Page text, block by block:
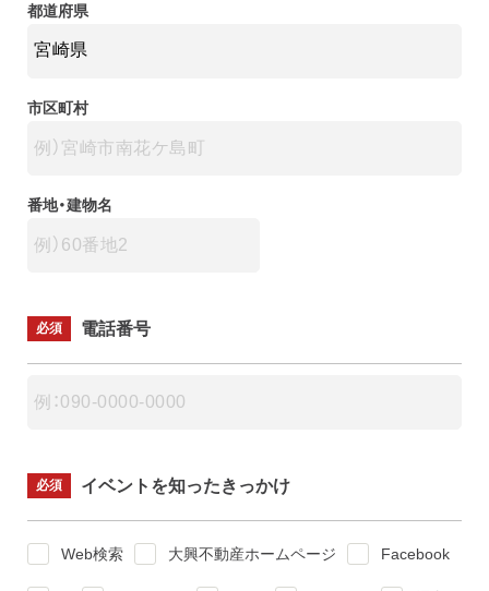
都道府県
市区町村
番地・建物名
必須 電話番号
必須 イベントを知ったきっかけ
Web検索 大興不動産ホームページ Facebook